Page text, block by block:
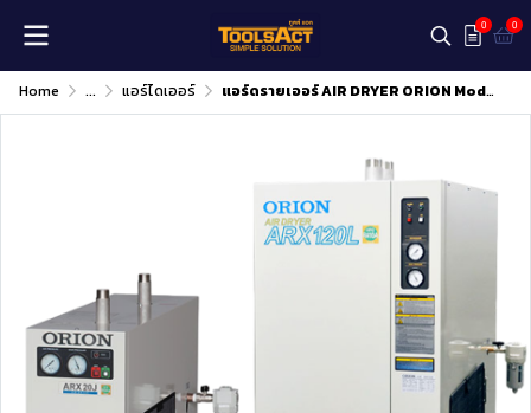
0 0
Home ... แอร์ไดเออร์ แอร์ดรายเออร์ AIR DRYER ORION Model : ARX-50HJ